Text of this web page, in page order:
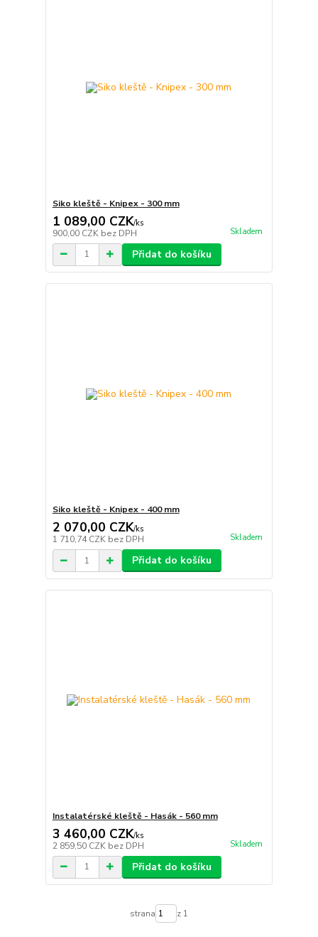
Siko kleště - Knipex - 300 mm
1 089,00 CZK/ks
900,00 CZK bez DPH Skladem
Přidat do košíku
Siko kleště - Knipex - 400 mm
2 070,00 CZK/ks
1 710,74 CZK bez DPH Skladem
Přidat do košíku
Instalatérské kleště - Hasák - 560 mm
3 460,00 CZK/ks
2 859,50 CZK bez DPH Skladem
Přidat do košíku
strana z 1